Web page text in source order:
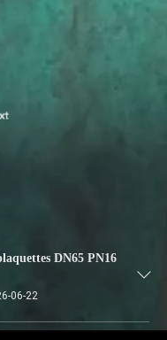
DN65 PN16
06-22